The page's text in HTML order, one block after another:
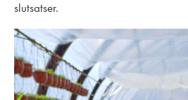
slutsatser.